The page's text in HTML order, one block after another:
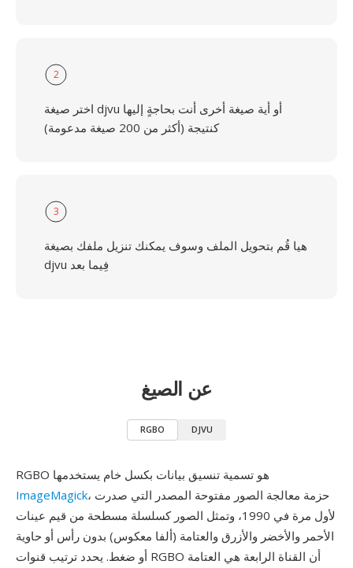
2
اختر صيغة djvu أو أية صيغة أخرى أنت بحاجةٍ إليها
كنتيجة (أكثر من 200 صيغة مدعومة)
3
هيا قُم بتحويل الملف وسوف يمكنك تنزيل ملفك بصيغة
djvu فِيما بعد
عن الصيغ
RGBO DJVU
RGBO هو تسمية تنسيق بيانات بكسل خام يستخدمها
ImageMagick، حزمة معالجة الصور مفتوحة المصدر التي صدرت
لأول مرة في 1990، وتمثل الصور كسلسلة مسطحة من قيم عينات
الأحمر والأخضر والأزرق والعتامة (ألفا معكوس) بدون رأس أو حاوية
أو ضغط. يحدد ترتيب قنوات RGBO أن القناة الرابعة هي العتامة